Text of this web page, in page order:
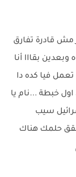
قادرة تفارق
بقااا أنا
فيا كده دا
خبطة ...نام يا
سيب
حلمك هناك